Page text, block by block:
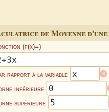
de Moyenne
(f(x)=)
rapport à la variable x
inférieure
supérieure